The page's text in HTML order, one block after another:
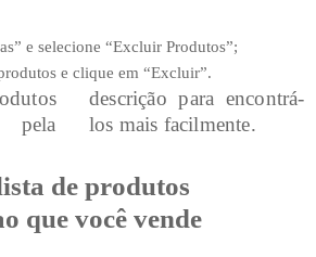
e selecione “Excluir Produtos”;
e clique em “Excluir”.
pela
los mais facilmente.
de produtos
que você vende